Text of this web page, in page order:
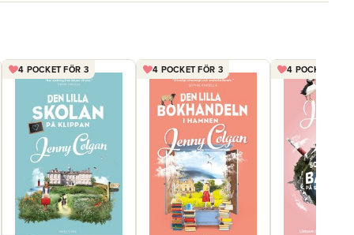
4 POCKET FÖR 3 4 POCKET FÖR 3 4 POCKET FÖR